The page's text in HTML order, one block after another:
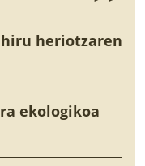
hiru heriotzaren
ekologikoa